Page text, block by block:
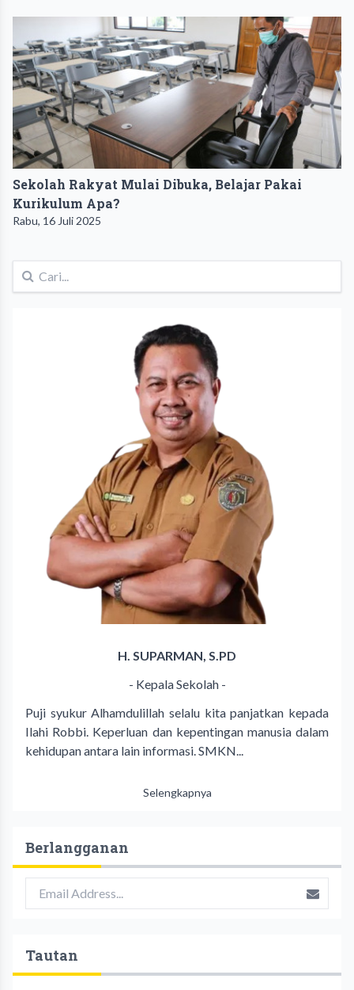
Sekolah Rakyat Mulai Dibuka, Belajar Pakai
Kurikulum Apa?
Rabu, 16 Juli 2025
H. SUPARMAN, S.PD
- Kepala Sekolah -
Puji syukur Alhamdulillah selalu kita panjatkan kepada
Ilahi Robbi. Keperluan dan kepentingan manusia dalam
kehidupan antara lain informasi. SMKN...
Selengkapnya
Berlangganan
Tautan